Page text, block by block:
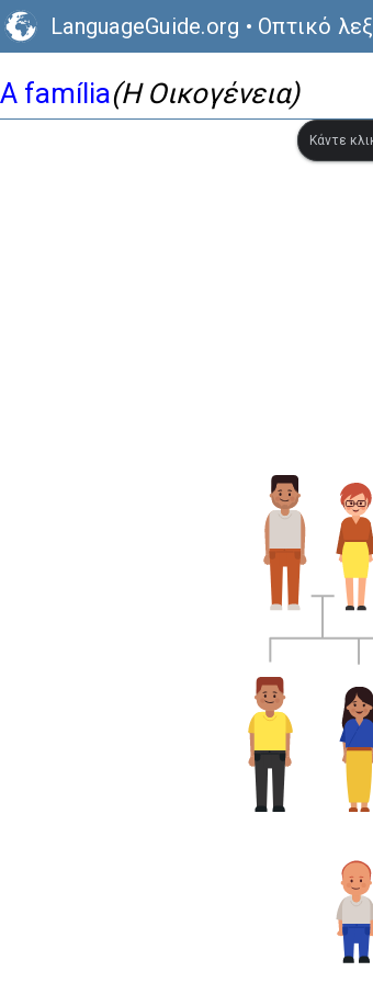
LanguageGuide.org • Οπτικό
A família(Η Οικογένεια)
Κάντε